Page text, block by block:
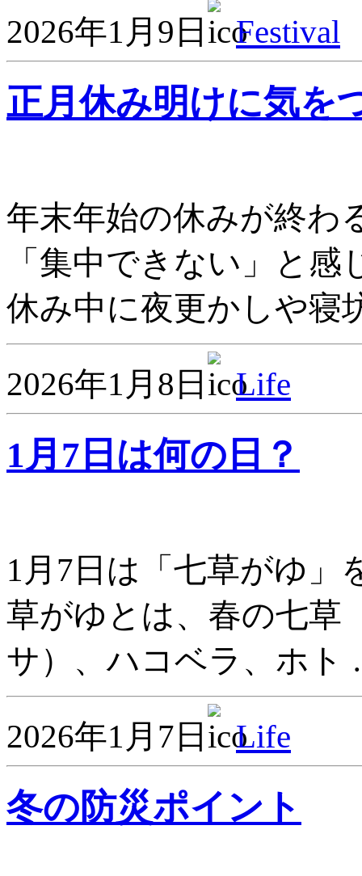
2026年1月9日 Festival
正月休み明けに気を
年末年始の休みが終わ
「集中できない」と
休み中に夜更かしや寝
2026年1月8日 Life
1月7日は何の日？
1月7日は「七草がゆ」
草がゆとは、春の七草
サ）、ハコベラ、ホ
2026年1月7日 Life
冬の防災ポイント